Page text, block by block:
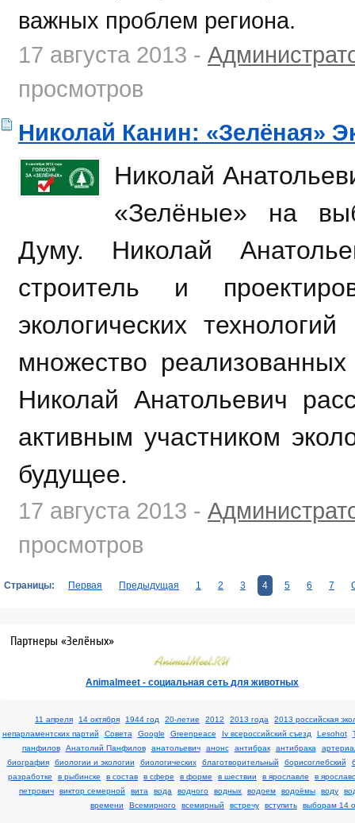
важных проблем региона.
17 августа 2013 -
просмотров
Николай Канин: «Зелёная»
Николай
«Зелёные» на
Думу. Николай
строитель и
экологических
множество
Николай Анатольевич
активным участником
будущее.
17 августа 2013 -
просмотров
Страницы: Первая Предыдущая 1 2 3 4 5 6 7
Партнеры «Зелёных»
Аnimalmeet - cоциальная сеть для животных
11 апреля 14 октября 1944 год 20-летие 2012 2013 года
2013 российская
непарламентских партий
Cовета Google Greenpeace Iv всероссийский съезд Lesohot
панфилов
Анатолий Панфилов анатольевич анонс антибрак антибрака
биография
биологии и экологии биологических благотворительный борисоглебский
разработке
в рыбинске в состав в сфере в форме в шествии в ярославле
в
петрович
виктор семерной вита вода водного водных водоем водоёмы воду
времени
Всемирного всемирный встречу вступить выборам 14